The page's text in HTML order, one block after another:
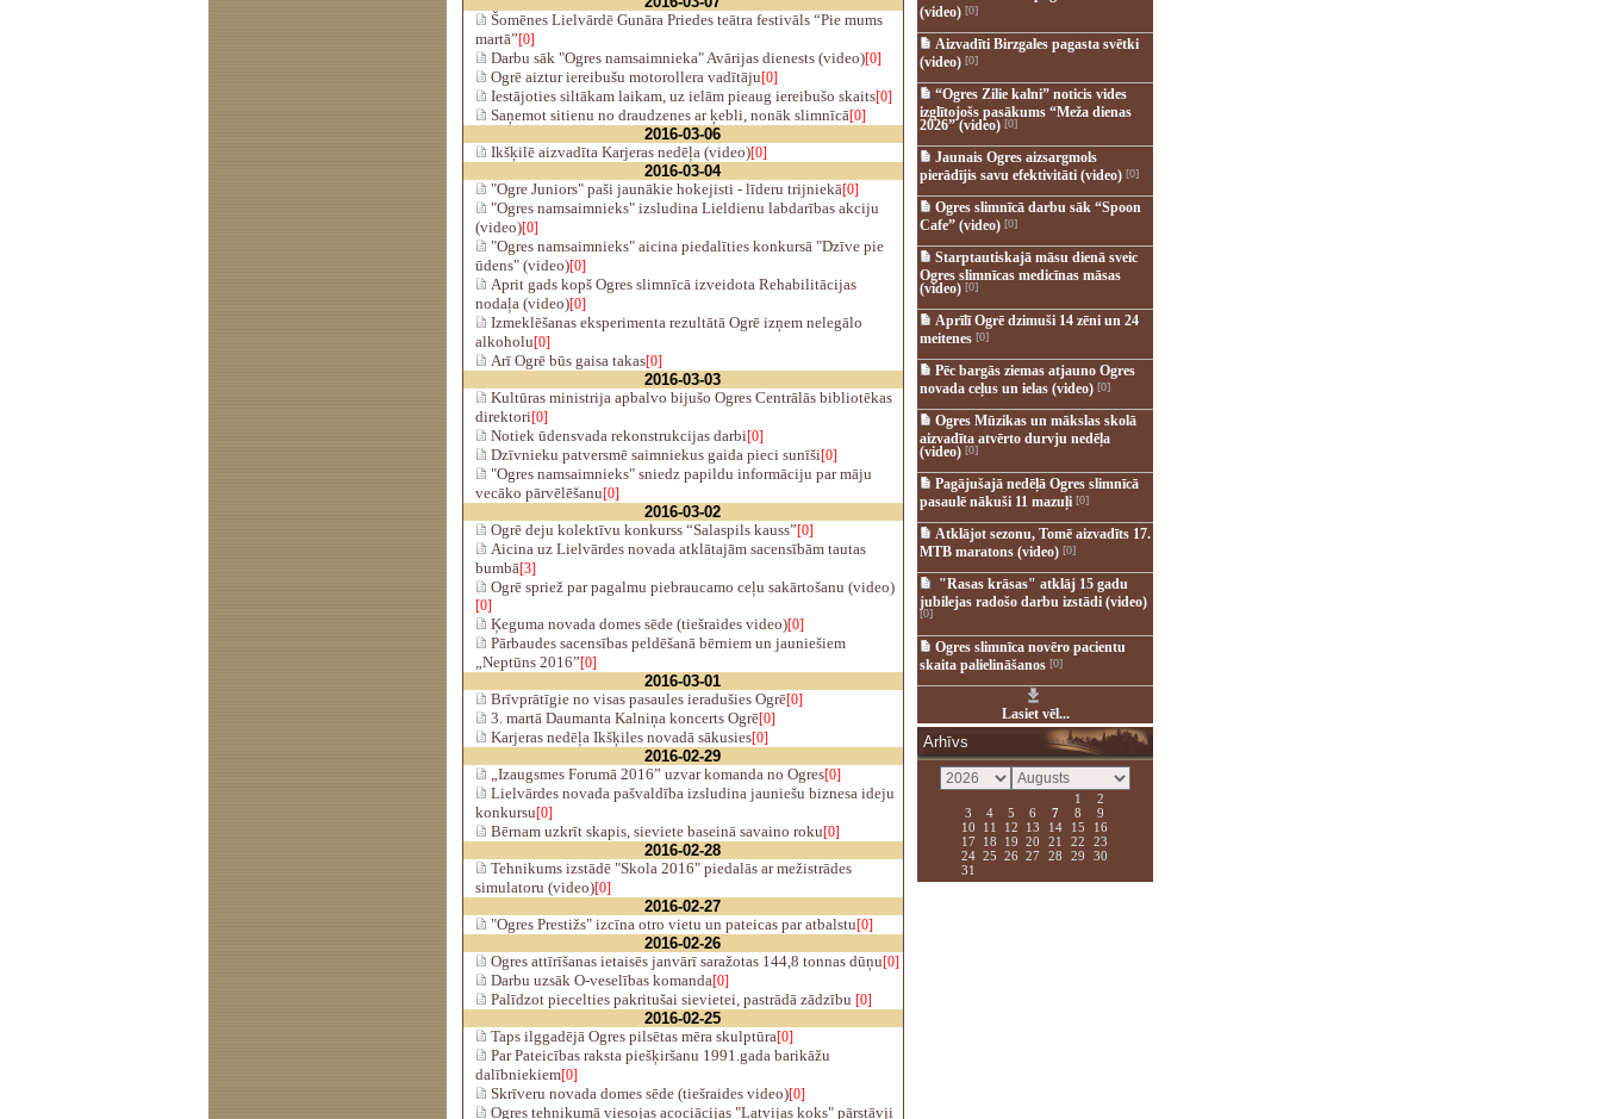
Šomēnes Lielvārdē Gunāra Priedes teātra festivāls “Pie mums
martā”[0]
Darbu sāk "Ogres namsaimnieka" Avārijas dienests (video)[0]
Ogrē aiztur iereibušu motorollera vadītāju[0]
Iestājoties siltākam laikam, uz ielām pieaug iereibušo skaits[0]
Saņemot sitienu no draudzenes ar ķebli, nonāk slimnīcā[0]
2016-03-06
Ikšķilē aizvadīta Karjeras nedēļa (video)[0]
2016-03-04
"Ogre Juniors" paši jaunākie hokejisti - līderu trijniekā[0]
"Ogres namsaimnieks" izsludina Lieldienu labdarības akciju
(video)[0]
"Ogres namsaimnieks" aicina piedalīties konkursā "Dzīve pie
ūdens" (video)[0]
Aprit gads kopš Ogres slimnīcā izveidota Rehabilitācijas
nodaļa (video)[0]
Izmeklēšanas eksperimenta rezultātā Ogrē izņem nelegālo
alkoholu[0]
Arī Ogrē būs gaisa takas[0]
2016-03-03
Kultūras ministrija apbalvo bijušo Ogres Centrālās bibliotēkas
direktori[0]
Notiek ūdensvada rekonstrukcijas darbi[0]
Dzīvnieku patversmē saimniekus gaida pieci sunīši[0]
"Ogres namsaimnieks" sniedz papildu informāciju par māju
vecāko pārvēlēšanu[0]
2016-03-02
Ogrē deju kolektīvu konkurss “Salaspils kauss”[0]
Aicina uz Lielvārdes novada atklātajām sacensībām tautas
bumbā[3]
Ogrē spriež par pagalmu piebraucamo ceļu sakārtošanu (video)
[0]
Ķeguma novada domes sēde (tiešraides video)[0]
Pārbaudes sacensības peldēšanā bērniem un jauniešiem
„Neptūns 2016”[0]
2016-03-01
Brīvprātīgie no visas pasaules ieradušies Ogrē[0]
3. martā Daumanta Kalniņa koncerts Ogrē[0]
Karjeras nedēļa Ikšķiles novadā sākusies[0]
2016-02-29
„Izaugsmes Forumā 2016” uzvar komanda no Ogres[0]
Lielvārdes novada pašvaldība izsludina jauniešu biznesa ideju
konkursu[0]
Bērnam uzkrīt skapis, sieviete baseinā savaino roku[0]
2016-02-28
Tehnikums izstādē "Skola 2016" piedalās ar mežistrādes
simulatoru (video)[0]
2016-02-27
"Ogres Prestižs" izcīna otro vietu un pateicas par atbalstu[0]
2016-02-26
Ogres attīrīšanas ietaisēs janvārī saražotas 144,8 tonnas dūņu[0]
Darbu uzsāk O-veselības komanda[0]
Palīdzot piecelties pakritušai sievietei, pastrādā zādzību [0]
2016-02-25
Taps ilggadējā Ogres pilsētas mēra skulptūra[0]
Par Pateicības raksta piešķiršanu 1991.gada barikāžu
dalībniekiem[0]
Skrīveru novada domes sēde (tiešraides video)[0]
Ogres tehnikumā viesojas acociācijas "Latvijas koks" pārstāvji
(video)[0]
Aizvadīti Birzgales pagasta svētki
(video)[0]
“Ogres Zilie kalni” noticis vides
izglītojošs pasākums “Meža dienas
2026” (video)[0]
Jaunais Ogres aizsargmols
pierādījis savu efektivitāti (video)[0]
Ogres slimnīcā darbu sāk “Spoon
Cafe” (video)[0]
Starptautiskajā māsu dienā sveic
Ogres slimnīcas medicīnas māsas
(video)[0]
Aprīlī Ogrē dzimuši 14 zēni un 24
meitenes [0]
Pēc bargās ziemas atjauno Ogres
novada ceļus un ielas (video)[0]
Ogres Mūzikas un mākslas skolā
aizvadīta atvērto durvju nedēļa
(video)[0]
Pagājušajā nedēļā Ogres slimnīcā
pasaulē nākuši 11 mazuļi[0]
Atklājot sezonu, Tomē aizvadīts 17.
MTB maratons (video)[0]
"Rasas krāsas" atklāj 15 gadu
jubilejas radošo darbu izstādi (video)
[0]
Ogres slimnīca novēro pacientu
skaita palielināšanos [0]
Lasiet vēl...
Arhīvs
1
2
3
4 5 6 7 8
9
10
11 12 13 14 15
16
17
18 19 20 21 22
23
24 25 26 27 28 29
30
31